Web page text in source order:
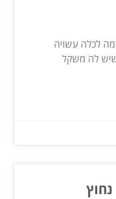
לכלה עשויה
לה משקל
נחוץ